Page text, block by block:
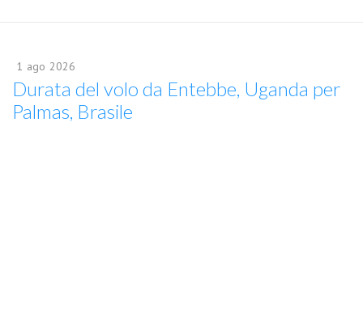
1 ago 2026
Durata del volo da Entebbe, Uganda per
Palmas, Brasile